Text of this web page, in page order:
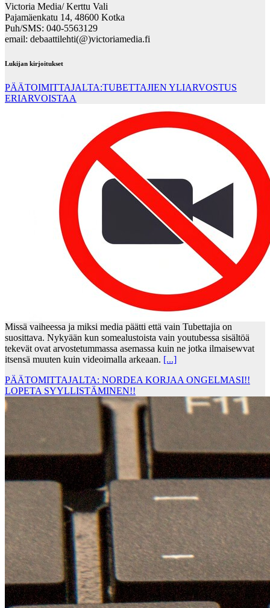
Victoria Media/ Kerttu Vali
Pajamäenkatu 14, 48600 Kotka
Puh/SMS: 040-5563129
email: debaattilehti(@)victoriamedia.fi
Lukijan kirjoitukset
PÄÄTOIMITTAJALTA:TUBETTAJIEN YLIARVOSTUS
ERIARVOISTAA
Missä vaiheessa ja miksi media päätti että vain Tubettajia on
suosittava. Nykyään kun somealustoista vain youtubessa sisältöä
tekevät ovat arvostetummassa asemassa kuin ne jotka ilmaisewvat
itsensä muuten kuin videoimalla arkeaan. [...]
PÄÄTOMITTAJALTA: NORDEA KORJAA ONGELMASI!!
LOPETA SYYLLISTÄMINEN!!